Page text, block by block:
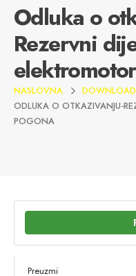
Odluka o
Rezervni
NASLOVNA
ODLUKA O OTKAZIVANJU-
POGONA
Preuzmi